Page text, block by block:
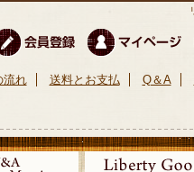
流れ 送料とお支払 Q＆A